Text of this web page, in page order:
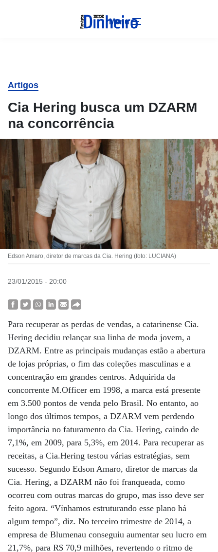
Menu
Artigos
Cia Hering busca um DZARM
na concorrência
Edson Amaro, diretor de marcas da Cia. Hering (foto: LUCIANA)
23/01/2015 - 20:00
Para recuperar as perdas de vendas, a catarinense Cia.
Hering decidiu relançar sua linha de moda jovem, a
DZARM. Entre as principais mudanças estão a abertura
de lojas próprias, o fim das coleções masculinas e a
concentração em grandes centros. Adquirida da
concorrente M.Officer em 1998, a marca está presente
em 3.500 pontos de venda pelo Brasil. No entanto, ao
longo dos últimos tempos, a DZARM vem perdendo
importância no faturamento da Cia. Hering, caindo de
7,1%, em 2009, para 5,3%, em 2014. Para recuperar as
receitas, a Cia.Hering testou várias estratégias, sem
sucesso. Segundo Edson Amaro, diretor de marcas da
Cia. Hering, a DZARM não foi franqueada, como
ocorreu com outras marcas do grupo, mas isso deve ser
feito agora. “Vínhamos estruturando esse plano há
algum tempo”, diz. No terceiro trimestre de 2014, a
empresa de Blumenau conseguiu aumentar seu lucro em
21,7%, para R$ 70,9 milhões, revertendo o ritmo de